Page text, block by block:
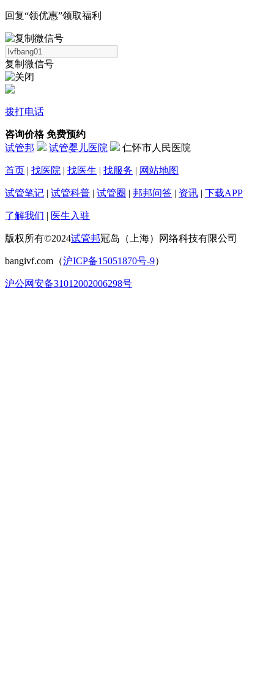
回复“领优惠”领取福利
复制微信号
拨打电话
咨询价格 免费预约
试管邦
试管婴儿医院 仁怀市人民医院
首页 | 找医院 | 找医生 | 找服务 | 网站地图
试管笔记 | 试管科普 | 试管圈 | 邦邦问答 | 资讯 | 下载APP
了解我们 | 医生入驻
版权所有©2024试管邦冠岛（上海）网络科技有限公司
bangivf.com（沪ICP备15051870号-9）
沪公网安备31012002006298号